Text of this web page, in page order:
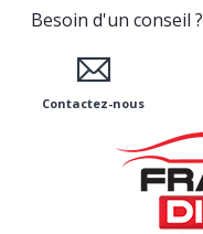
Besoin d'un conseil ?
Contactez-nous